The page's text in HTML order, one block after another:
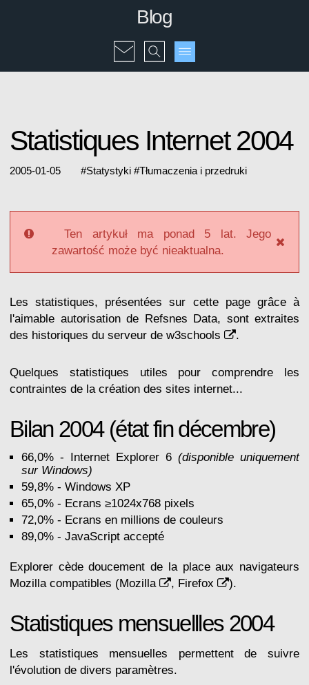
Blog
Statistiques Internet 2004
2005-01-05 #Statystyki #Tłumaczenia i przedruki
Ten artykuł ma ponad 5 lat. Jego
zawartość może być nieaktualna.
Les statistiques, présentées sur cette page grâce à
l'aimable autorisation de Refsnes Data, sont extraites
des historiques du serveur de w3schools .
Quelques statistiques utiles pour comprendre les
contraintes de la création des sites internet...
Bilan 2004 (état fin décembre)
66,0% - Internet Explorer 6 (disponible uniquement
sur Windows)
59,8% - Windows XP
65,0% - Ecrans ≥1024x768 pixels
72,0% - Ecrans en millions de couleurs
89,0% - JavaScript accepté
Explorer cède doucement de la place aux navigateurs
Mozilla compatibles (Mozilla Firefox ).
Statistiques mensuellles 2004
Les statistiques mensuelles permettent de suivre
l'évolution de divers paramètres.